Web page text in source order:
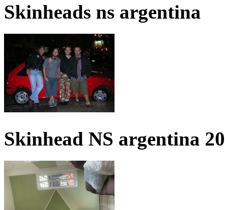
Skinheads ns argentina
Skinhead NS argentina